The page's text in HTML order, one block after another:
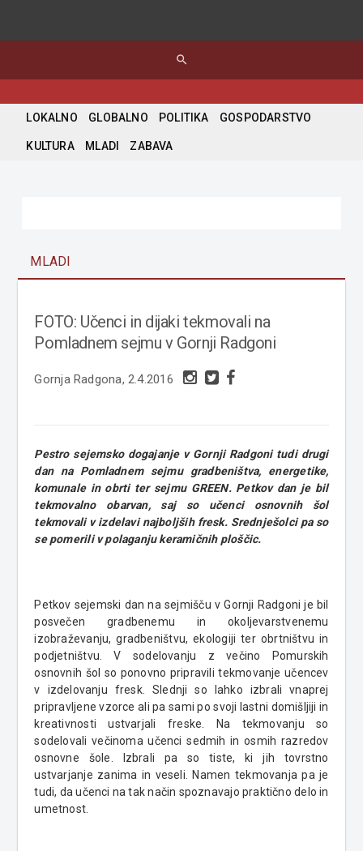
search
LOKALNO GLOBALNO POLITIKA GOSPODARSTVO
KULTURA MLADI ZABAVA
MLADI
FOTO: Učenci in dijaki tekmovali na
Pomladnem sejmu v Gornji Radgoni
Gornja Radgona, 2.4.2016
Pestro sejemsko dogajanje v Gornji Radgoni tudi drugi
dan na Pomladnem sejmu gradbeništva, energetike,
komunale in obrti ter sejmu GREEN. Petkov dan je bil
tekmovalno obarvan, saj so učenci osnovnih šol
tekmovali v izdelavi najboljših fresk. Srednješolci pa so
se pomerili v polaganju keramičnih ploščic.
Petkov sejemski dan na sejmišču v Gornji Radgoni je bil
posvečen gradbenemu in okoljevarstvenemu
izobraževanju, gradbeništvu, ekologiji ter obrtništvu in
podjetništvu. V sodelovanju z večino Pomurskih
osnovnih šol so ponovno pripravili tekmovanje učencev
v izdelovanju fresk. Slednji so lahko izbrali vnaprej
pripravljene vzorce ali pa sami po svoji lastni domišljiji in
kreativnosti ustvarjali freske. Na tekmovanju so
sodelovali večinoma učenci sedmih in osmih razredov
osnovne šole. Izbrali pa so tiste, ki jih tovrstno
ustvarjanje zanima in veseli. Namen tekmovanja pa je
tudi, da učenci na tak način spoznavajo praktično delo in
umetnost.